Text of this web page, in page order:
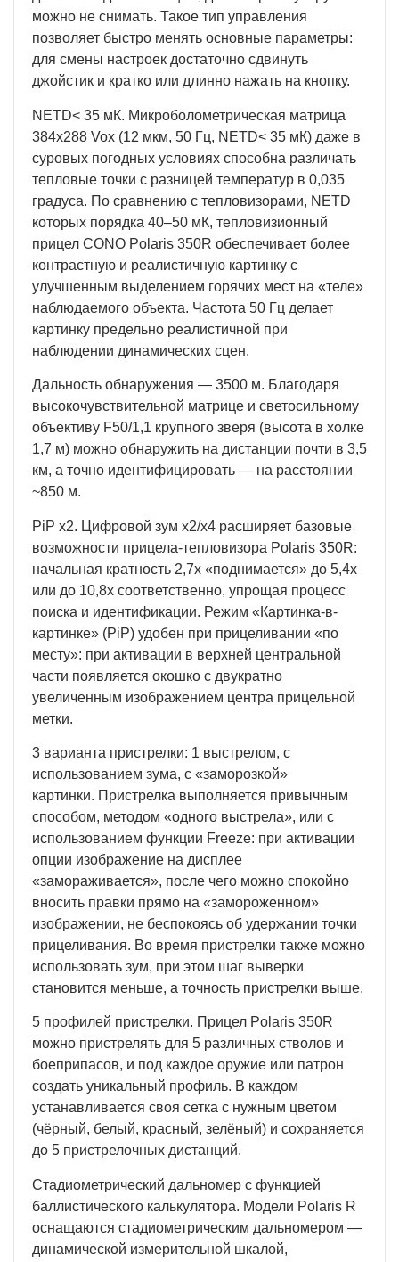
можно не снимать. Такое тип управления
позволяет быстро менять основные параметры:
для смены настроек достаточно сдвинуть
джойстик и кратко или длинно нажать на кнопку.
NETD< 35 мК. Микроболометрическая матрица
384x288 Vox (12 мкм, 50 Гц, NETD< 35 мК) даже в
суровых погодных условиях способна различать
тепловые точки с разницей температур в 0,035
градуса. По сравнению с тепловизорами, NETD
которых порядка 40–50 мК, тепловизионный
прицел CONO Polaris 350R обеспечивает более
контрастную и реалистичную картинку с
улучшенным выделением горячих мест на «теле»
наблюдаемого объекта. Частота 50 Гц делает
картинку предельно реалистичной при
наблюдении динамических сцен.
Дальность обнаружения — 3500 м. Благодаря
высокочувствительной матрице и светосильному
объективу F50/1,1 крупного зверя (высота в холке
1,7 м) можно обнаружить на дистанции почти в 3,5
км, а точно идентифицировать — на расстоянии
~850 м.
PiP x2. Цифровой зум x2/x4 расширяет базовые
возможности прицела-тепловизора Polaris 350R:
начальная кратность 2,7x «поднимается» до 5,4x
или до 10,8x соответственно, упрощая процесс
поиска и идентификации. Режим «Картинка-в-
картинке» (PiP) удобен при прицеливании «по
месту»: при активации в верхней центральной
части появляется окошко с двукратно
увеличенным изображением центра прицельной
метки.
3 варианта пристрелки: 1 выстрелом, с
использованием зума, с «заморозкой»
картинки. Пристрелка выполняется привычным
способом, методом «одного выстрела», или с
использованием функции Freeze: при активации
опции изображение на дисплее
«замораживается», после чего можно спокойно
вносить правки прямо на «замороженном»
изображении, не беспокоясь об удержании точки
прицеливания. Во время пристрелки также можно
использовать зум, при этом шаг выверки
становится меньше, а точность пристрелки выше.
5 профилей пристрелки. Прицел Polaris 350R
можно пристрелять для 5 различных стволов и
боеприпасов, и под каждое оружие или патрон
создать уникальный профиль. В каждом
устанавливается своя сетка с нужным цветом
(чёрный, белый, красный, зелёный) и сохраняется
до 5 пристрелочных дистанций.
Стадиометрический дальномер с функцией
баллистического калькулятора. Модели Polaris R
оснащаются стадиометрическим дальномером —
динамической измерительной шкалой,